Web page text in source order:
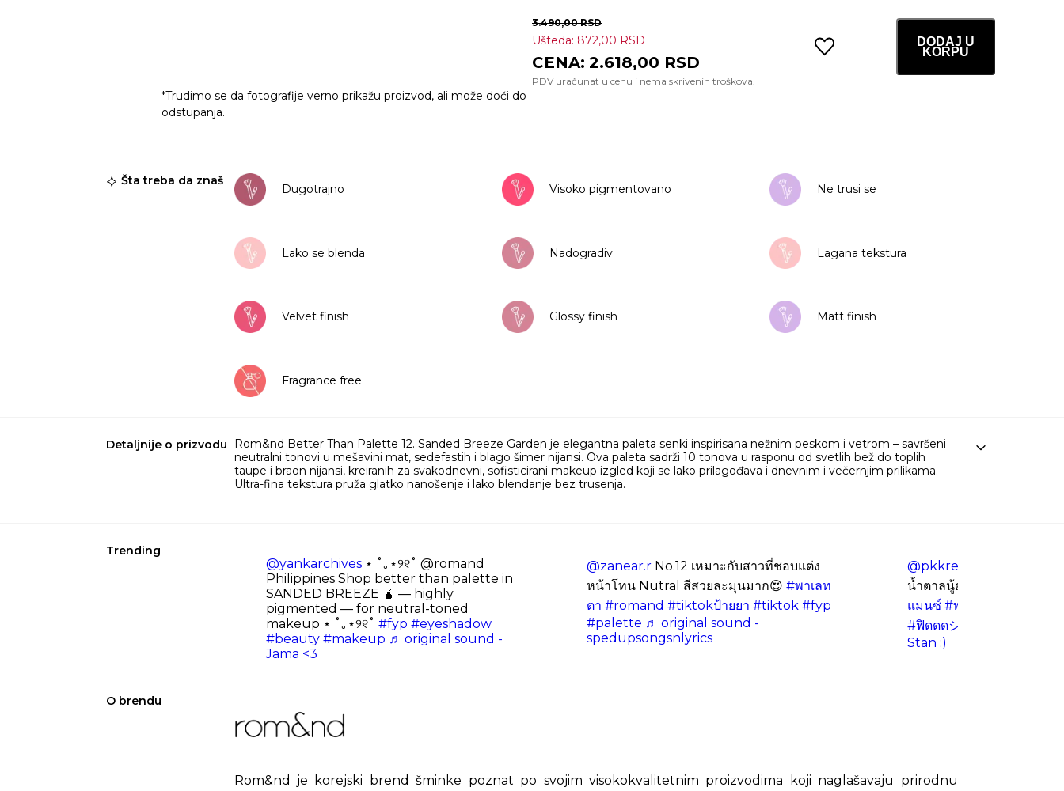
3.490,00RSD
Ušteda: 872,00 RSD
2.618,00 RSD
Better
DODAJ U
KORPU
*Trudimo se da fotografije verno prikažu proizvod, ali može doći do
odstupanja.
Šta treba da znaš
Dugotrajno Visoko pigmentovano Ne trusi se
Lako se blenda Nadogradiv Lagana tekstura
Velvet finish Glossy finish Matt finish
Fragrance free
Detaljnije o prizvodu
Rom&nd Better Than Palette 12. Sanded Breeze Garden je elegantna paleta senki inspirisana nežnim peskom i vetrom – savršeni
neutralni tonovi u mešavini mat, sedefastih i blago šimer nijansi. Ova paleta sadrži 10 tonova u rasponu od svetlih bež do toplih
taupe i braon nijansi, kreiranih za svakodnevni, sofisticirani makeup izgled koji se lako prilagođava i dnevnim i večernjim prilikama.
Ultra-fina tekstura pruža glatko nanošenje i lako blendanje bez trusenja.
Trending
@yankarchives⋆ ˚｡⋆୨୧˚ @romand
Philippines Shop better than palette in
SANDED BREEZE 🧉 — highly
pigmented — for neutral-toned
makeup ⋆ ˚｡⋆୨୧˚ #fyp #eyeshadow
#beauty #makeup ♬ original sound -
Jama <3
@zanear.rNo.12 เหมาะกับสาวที่ชอบแต่ง
หน้าโทน Nutral สีสวยละมุนมาก😍 #พาเลท
ตา #romand #tiktokป้ายยา #tiktok #fyp
#palette ♬ original sound -
spedupsongsnlyrics
@pkkreview
น้ำตาลนู้ดที่ถูกต้อง🐻🧺🍪🎀
แมนซ์ #พาเลทตา
#ฟิดดดシ
Stan :)
O brendu
Rom&nd je korejski brend šminke poznat po svojim visokokvalitetnim proizvodima koji naglašavaju prirodnu